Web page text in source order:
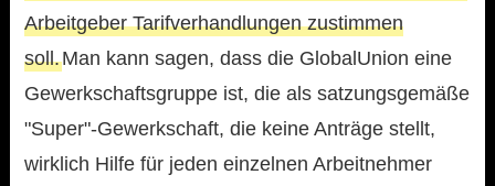
Arbeitgeber Tarifverhandlungen zustimmen
soll.Man kann sagen, dass die GlobalUnion eine
Gewerkschaftsgruppe ist, die als satzungsgemäße
"Super"-Gewerkschaft, die keine Anträge stellt,
wirklich Hilfe für jeden einzelnen Arbeitnehmer